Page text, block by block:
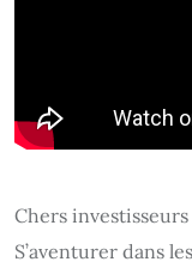
Chers
S’aventurer dans